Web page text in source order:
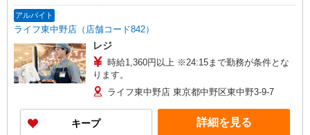
アルバイト
ライフ東中野店（店舗コード842）
レジ
時給1,360円以上 ※24:15まで勤務が条件とな
ります。
ライフ東中野店 東京都中野区東中野3-9-7
キープ 詳細を見る